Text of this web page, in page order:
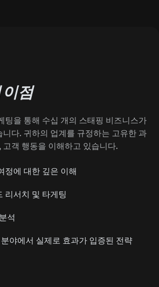
이점
팅을 통해 수십 개의 스태핑 비즈니스가
다. 귀하의 업계를 규정하는 고유한 과
고객 행동을 이해하고 있습니다.
정에 대한 깊은 이해
리서치 및 타게팅
석
야에서 실제로 효과가 입증된 전략